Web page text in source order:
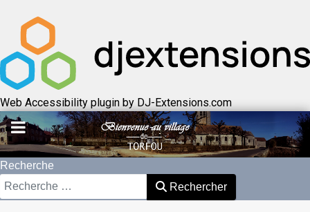
Web Accessibility plugin by DJ-Extensions.com
Recherche
Rechercher